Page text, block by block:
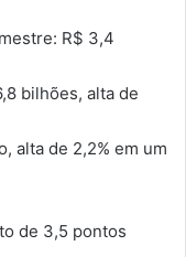
R$ 3,4
bilhões, alta de
alta de 2,2% em um
de 3,5 pontos